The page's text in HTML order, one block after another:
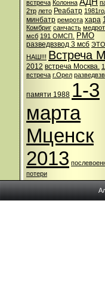
встреча Колонна
2тр лето Реабатр
минбатр ремрота хара
Комбриг санчасть
мсб 191 ОМСП. РМО
разведвзвод 3 мсб
НАШ!!! Встреча
2012 встреча Москва.
встреча г.Орел
памяти 1988 1-3
марта
Мценск
2013
потери